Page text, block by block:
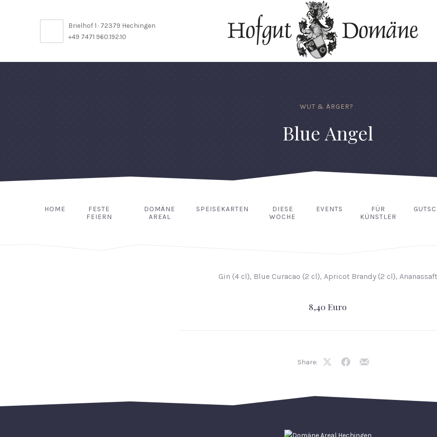
Brielhof 1 · 72379 Hechingen
+49 7471 960.192.10
WUT & ÄRGER?
Blue Angel
HOME
FESTE
FEIERN
DOMÄNE
AREAL
SPEISEKARTEN
DIESE
WOCHE
EVENTS
FÜR
KÜNSTLER
Gin (4 cl), Blue Curacao (2 cl), Apricot Brandy (2 cl), Ananassaft
8,40 Euro
Share:
ShareShareShare